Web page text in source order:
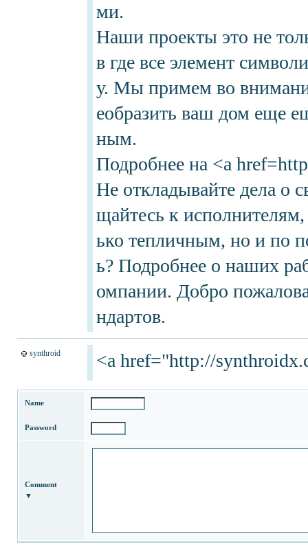
ми.
Наши проекты это не
в где все элемент
у. Мы примем во
еобразить ваш дом еще
ным.
Подробнее на <a
Не откладывайте дела о
щайтесь к
ько тепличным, но и по
ь? Подробнее о наших
омпании. Добро
ндартов.
synthroid <a href="http://
Name
Password
Comment
▼